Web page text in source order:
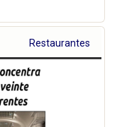
Restaurantes